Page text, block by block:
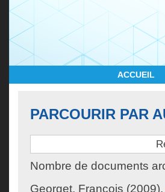
ACCUEIL
PARCOURIR PAR
Nombre de documents
Georget, François (2009).